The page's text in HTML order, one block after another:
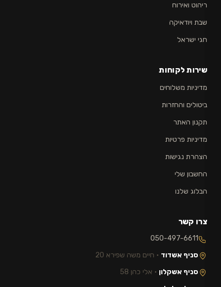
ריהוט ואירוח
שבת ויודאיקה
חגי ישראל
שירות לקוחות
מדיניות משלוחים
ביטולים והחזרות
תקנון האתר
מדיניות פרטיות
הצהרת נגישות
החשבון שלי
הבלוג שלנו
צרו קשר
050-497-6611
סניף אשדוד · חיים משה שפירא 20
סניף אשקלון · אלי כהן 58